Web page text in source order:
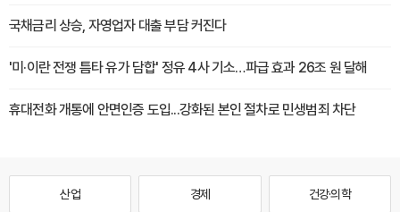
국채금리 상승, 자영업자 대출 부담 커진다
'미·이란 전쟁 틈타 유가 담합' 정유 4사 기소…파급 효과 26조 원 달해
휴대전화 개통에 안면인증 도입...강화된 본인 절차로 민생범죄 차단
산업 경제 건강·의학